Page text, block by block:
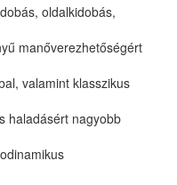
oldalkidobás,
manőverezhetőségért
valamint klasszikus
haladásért nagyobb